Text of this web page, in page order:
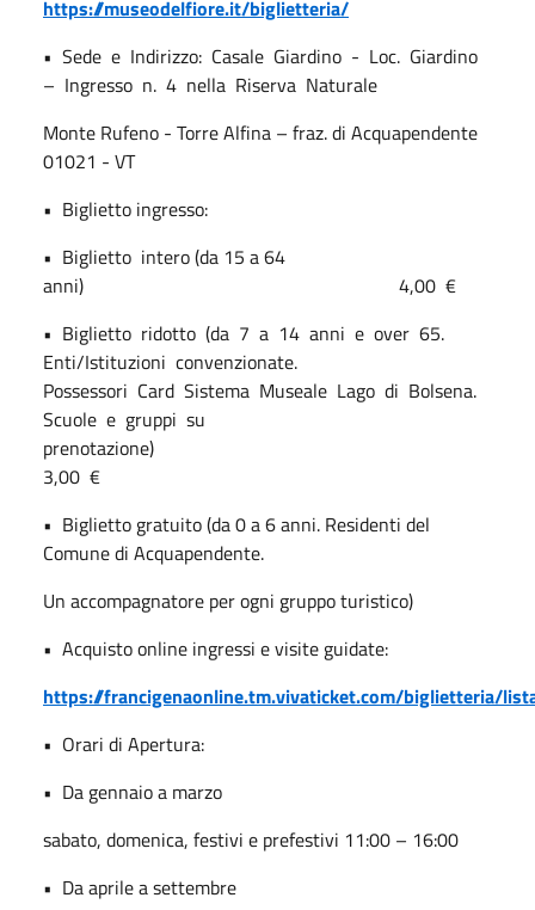
https://museodelfiore.it/biglietteria/
• Sede e Indirizzo: Casale Giardino - Loc. Giardino
– Ingresso n. 4 nella Riserva Naturale
Monte Rufeno - Torre Alfina – fraz. di Acquapendente
01021 - VT
• Biglietto ingresso:
• Biglietto intero (da 15 a 64
anni)
4,00 €
• Biglietto ridotto (da 7 a 14 anni e over 65.
Enti/Istituzioni convenzionate.
Possessori Card Sistema Museale Lago di Bolsena.
Scuole e gruppi su
prenotazione)
3,00 €
• Biglietto gratuito (da 0 a 6 anni. Residenti del
Comune di Acquapendente.
Un accompagnatore per ogni gruppo turistico)
• Acquisto online ingressi e visite guidate:
https://francigenaonline.tm.vivaticket.com/biglietteria/
• Orari di Apertura:
• Da gennaio a marzo
sabato, domenica, festivi e prefestivi 11:00 – 16:00
• Da aprile a settembre